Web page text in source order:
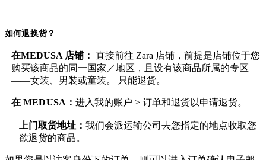
如何退换货？
在MEDUSA 店铺： 直接前往 Zara 店铺，前提是店铺位于您
购买该商品的同一国家／地区，且设有该商品所属的专区
——女装、男装或童装。 只能退货。
在 MEDUSA ：进入我的账户 > 订单和退货以申请退货。
上门取货地址： 我们会派运输公司去您指定的地点收取您
欲退货的商品。